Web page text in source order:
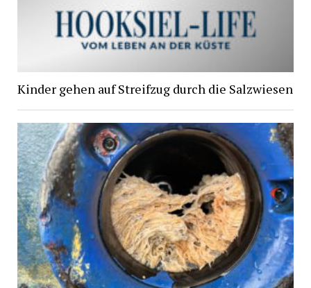
Kinder gehen auf Streifzug durch die Salzwiesen